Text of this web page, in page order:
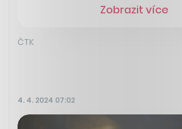
Zobrazit více
ČTK
4. 4. 2024 07:02